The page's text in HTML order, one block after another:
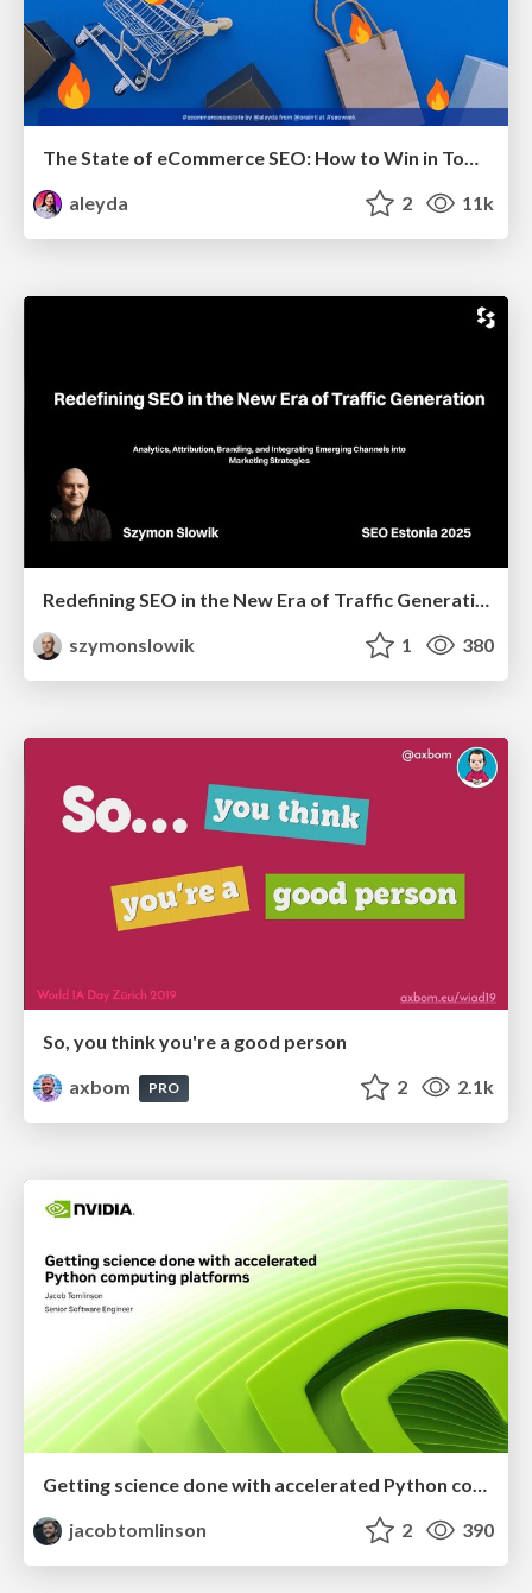
aleyda
2 11k
Redefining SEO in the New Era of Traffic Generation
szymonslowik
1 380
So, you think you're a good person
axbom
PRO 2 2.1k
Getting science done with accelerated Python computing platforms
jacobtomlinson
2 390